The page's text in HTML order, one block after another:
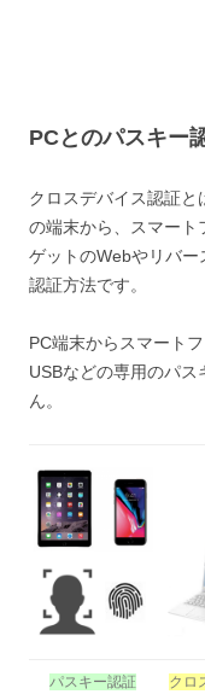
PCとのパスキー
クロスデバイス認証
の端末から、スマート
ゲットのWebやリバー
認証方法です。
PC端末からスマート
USBなどの専用のパ
ん。
パスキー認証
クロ